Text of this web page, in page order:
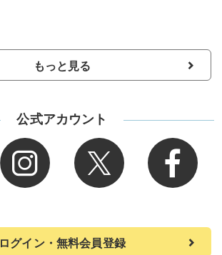
もっと見る
公式アカウント
ログイン・無料会員登録